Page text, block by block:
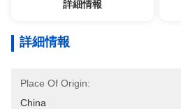
詳細情報
詳細情報
Place Of Origin:
China